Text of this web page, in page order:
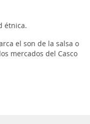
étnica.
el son de la salsa o
mercados del Casco